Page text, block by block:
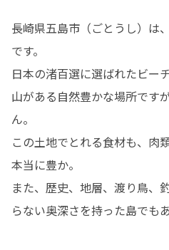
長崎県五島市（ごとうし）は
です。
日本の渚百選に選ばれたビー
山がある自然豊かな場所です
ん。
この土地でとれる食材も、肉
本当に豊か。
また、歴史、地層、渡り鳥、
らない奥深さを持った島でもあ